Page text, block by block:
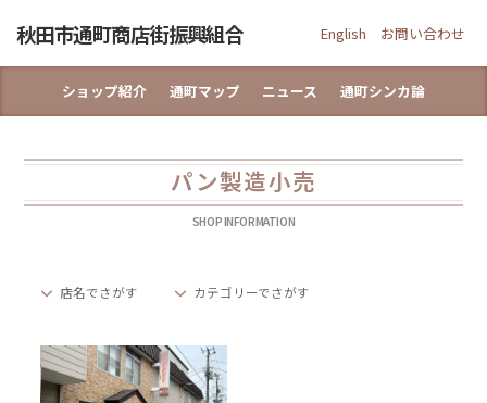
秋田市通町商店街振興組合 English お問い合わせ
ショップ紹介 通町マップ ニュース 通町シンカ論
パン製造小売
SHOP INFORMATION
店名でさがす カテゴリーでさがす